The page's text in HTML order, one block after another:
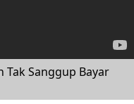
Tak Sanggup Bayar